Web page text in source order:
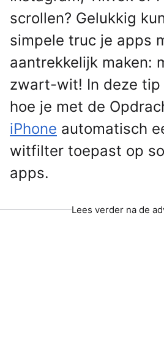
scrollen? Gelukkig
simpele truc je apps
aantrekkelijk maken:
zwart-wit! In deze tip
hoe je met de
iPhone automatisch
witfilter toepast op
apps.
Lees verder na de